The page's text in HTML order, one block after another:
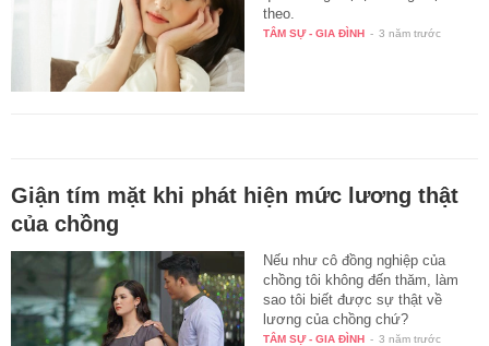
theo.
TÂM SỰ - GIA ĐÌNH - 3 năm trước
Giận tím mặt khi phát hiện mức lương thật
của chồng
Nếu như cô đồng nghiệp của
chồng tôi không đến thăm, làm
sao tôi biết được sự thật về
lương của chồng chứ?
TÂM SỰ - GIA ĐÌNH - 3 năm trước